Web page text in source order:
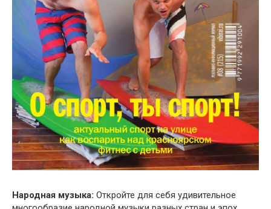
Народная музыка: Откройте для себя удивительное